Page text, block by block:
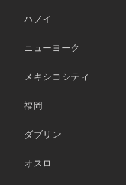
ハノイ
ニューヨーク
メキシコシティ
福岡
ダブリン
オスロ